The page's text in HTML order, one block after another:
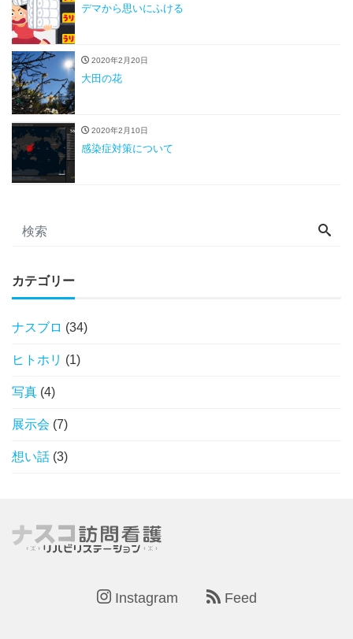
デマから思いにふける
2020年2月20日
大田の花
2020年2月10日
感染症対策について
カテゴリー
ナスブロ (34)
ヒトホリ (1)
写真 (4)
展示会 (7)
想い話 (3)
Instagram Feed